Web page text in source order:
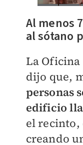
Al menos
al sótano
La Oficina
dijo que,
personas
edificio
el recinto,
creando